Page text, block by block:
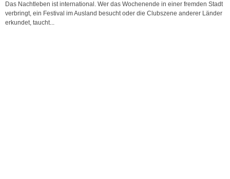
Das Nachtleben ist international. Wer das Wochenende in einer fremden Stadt
verbringt, ein Festival im Ausland besucht oder die Clubszene anderer Länder
erkundet, taucht...